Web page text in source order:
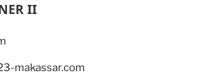
II
makassar.com